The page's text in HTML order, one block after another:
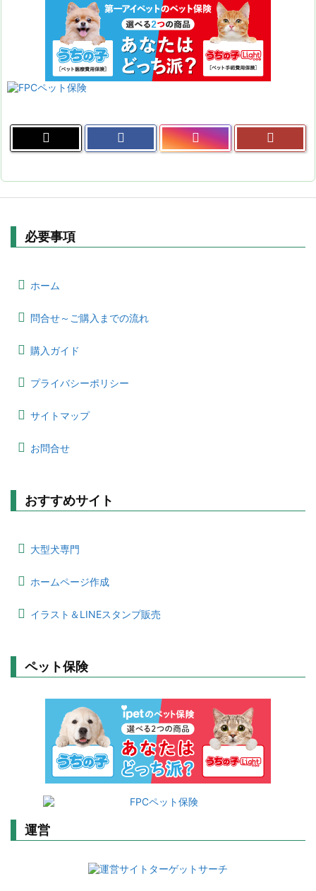
必要事項
ホーム
問合せ～ご購入までの流れ
購入ガイド
プライバシーポリシー
サイトマップ
お問合せ
おすすめサイト
大型犬専門
ホームページ作成
イラスト＆LINEスタンプ販売
ペット保険
運営